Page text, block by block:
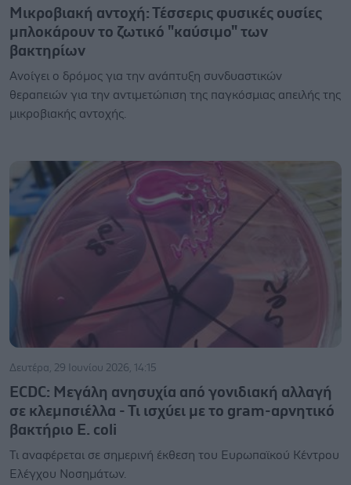
Μικροβιακή αντοχή: Τέσσερις φυσικές ουσίες
μπλοκάρουν το ζωτικό "καύσιμο" των
βακτηρίων
Ανοίγει ο δρόμος για την ανάπτυξη συνδυαστικών
θεραπειών για την αντιμετώπιση της παγκόσμιας απειλής της
μικροβιακής αντοχής.
Δευτέρα, 29 Ιουνίου 2026, 14:15
ECDC: Μεγάλη ανησυχία από γονιδιακή αλλαγή
σε κλεμπσιέλλα - Τι ισχύει με το gram-αρνητικό
βακτήριο E. coli
Τι αναφέρεται σε σημερινή έκθεση του Ευρωπαϊκού Κέντρου
Ελέγχου Νοσημάτων.